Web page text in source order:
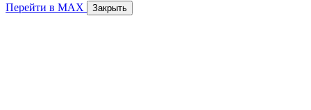
Перейти в MAX Закрыть